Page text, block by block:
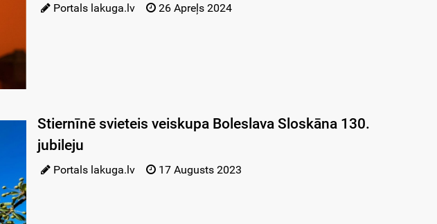
Portals lakuga.lv 26 Apreļs 2024
Stiernīnē svieteis veiskupa Boleslava Sloskāna 130.
jubileju
Portals lakuga.lv 17 Augusts 2023